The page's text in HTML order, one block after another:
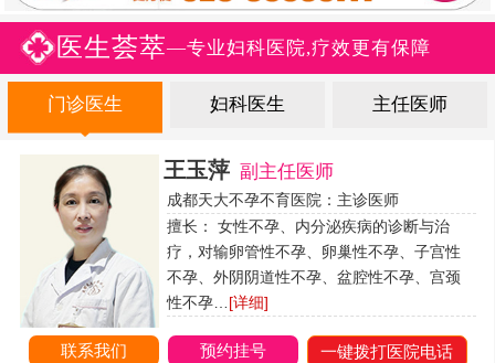
医生荟萃—专业妇科医院,疗效更有保障
门诊医生 妇科医生 主任医师
王玉萍 副主任医师
成都天大不孕不育医院：主诊医师
擅长： 女性不孕、内分泌疾病的诊断与治
疗，对输卵管性不孕、卵巢性不孕、子宫性
不孕、外阴阴道性不孕、盆腔性不孕、宫颈
性不孕… [详细]
联系我们 预约挂号 一键拨打医院电话